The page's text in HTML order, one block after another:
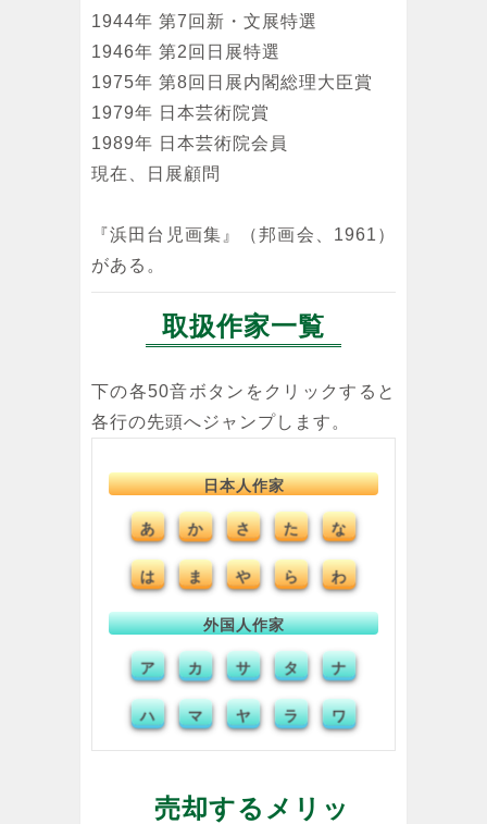
1944年 第7回新・文展特選
1946年 第2回日展特選
1975年 第8回日展内閣総理大臣賞
1979年 日本芸術院賞
1989年 日本芸術院会員
現在、日展顧問
『浜田台児画集』（邦画会、1961）
がある。
取扱作家一覧
下の各50音ボタンをクリックすると
各行の先頭へジャンプします。
日本人作家
あ か さ た な
は ま や ら わ
外国人作家
ア カ サ タ ナ
ハ マ ヤ ラ ワ
売却するメリッ